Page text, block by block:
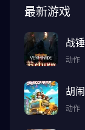
最新游戏
战
动作
胡
动作